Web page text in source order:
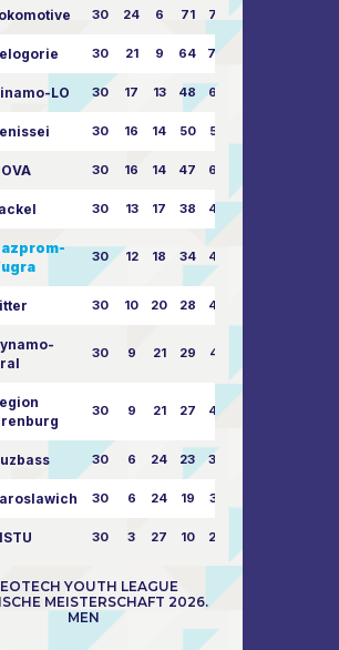
30 24 6 71 77:33
30 21 9 64 70:40
LO 30 17 13 48 63:57
30 16 14 50 59:53
30 16 14 47 62:58
30 13 17 38 49:62
30 12 18 34 45:63
30 10 20 28 46:73
30 9 21 29 41:70
30 9 21 27 43:73
30 6 24 23 38:76
30 6 24 19 31:80
30 3 27 10 25:87
YOUTH LEAGUE
MEISTERSCHAFT 2026.
MEN